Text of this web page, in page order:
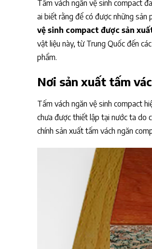
Tấm vách ngăn vệ sinh compact
ai biết rằng để có được những sản
vệ sinh compact được sản
vật liệu này, từ Trung Quốc đến
phẩm.
Nơi sản xuất tấm
Tấm vách ngăn vệ sinh compact
chưa được thiết lập tại nước ta do
chính sản xuất tấm vách ngăn